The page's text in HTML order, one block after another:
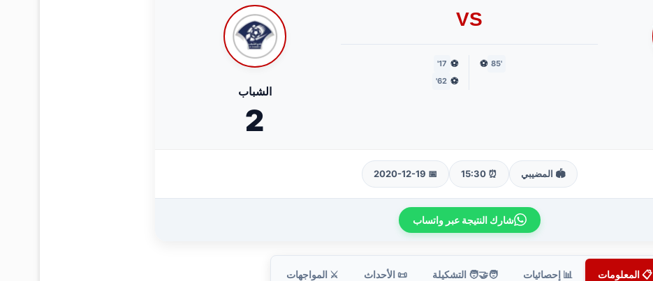
VS
'85
⚽
⚽
17'
⚽
62'
الشباب
2
🏟️ المضيبي ⏰ 15:30
📅 2020-12-19
شارك النتيجة عبر واتساب
📋 المعلومات 📊 إحصائيات 🧑‍🤝‍🧑 التشكيلة 📜 الأحداث ⚔️ المواجهات